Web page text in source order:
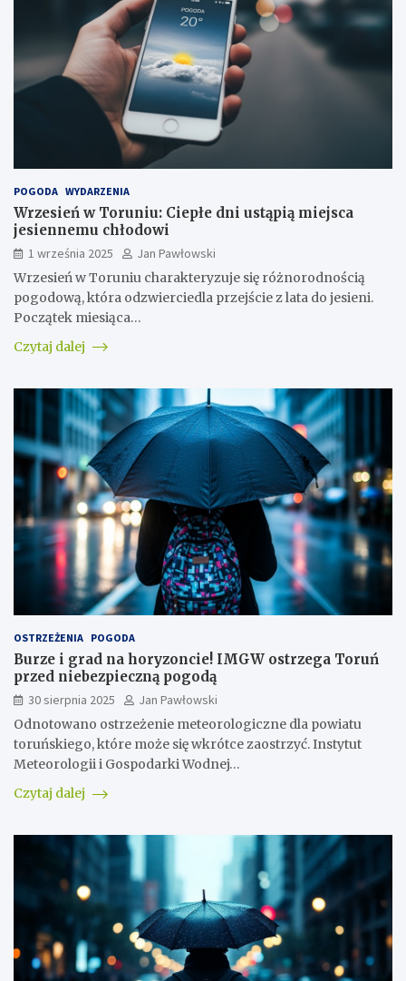
POGODA WYDARZENIA
Wrzesień w Toruniu: Ciepłe dni ustąpią miejsca
jesiennemu chłodowi
1 września 2025
Jan Pawłowski
Wrzesień w Toruniu charakteryzuje się różnorodnością
pogodową, która odzwierciedla przejście z lata do jesieni.
Początek miesiąca…
Czytaj dalej
OSTRZEŻENIA POGODA
Burze i grad na horyzoncie! IMGW ostrzega Toruń
przed niebezpieczną pogodą
30 sierpnia 2025
Jan Pawłowski
Odnotowano ostrzeżenie meteorologiczne dla powiatu
toruńskiego, które może się wkrótce zaostrzyć. Instytut
Meteorologii i Gospodarki Wodnej…
Czytaj dalej